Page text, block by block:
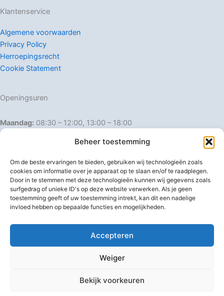
Beheer toestemming
Om de beste ervaringen te bieden, gebruiken wij technologieën zoals
cookies om informatie over je apparaat op te slaan en/of te raadplegen.
Door in te stemmen met deze technologieën kunnen wij gegevens zoals
surfgedrag of unieke ID's op deze website verwerken. Als je geen
toestemming geeft of uw toestemming intrekt, kan dit een nadelige
invloed hebben op bepaalde functies en mogelijkheden.
Accepteren
Weiger
Bekijk voorkeuren
Klantenservice
Algemene voorwaarden
Privacy Policy
Herroepingsrecht
Cookie Statement
Openingsuren
Maandag: 08:30 – 12:00, 13:00 – 18:00
Dinsdag:
08:30 – 12:00, 13:00 – 18:00
Donderdag: 08:30 – 12:00, 13:00 – 18:00
Vrijdag: 08:30 – 12:00, 13:00 – 18:00
Zaterdag: 08:30 – 16:00
Zondag: Gesloten